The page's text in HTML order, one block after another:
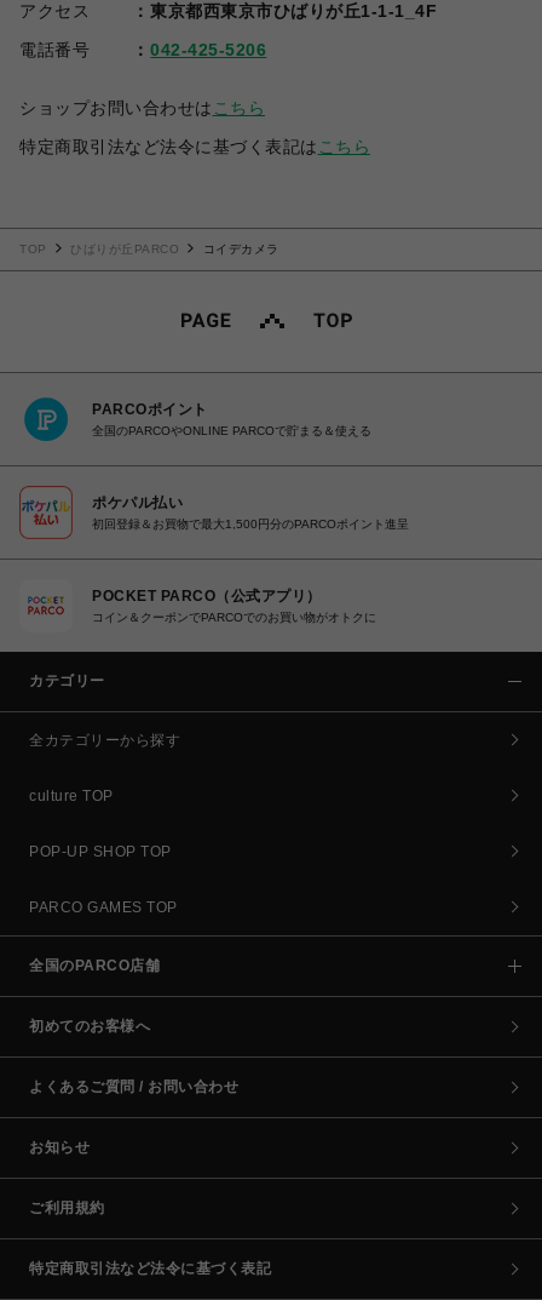
アクセス
東京都西東京市ひばりが丘1-1-1_4F
電話番号
042-425-5206
ショップお問い合わせは こちら
特定商取引法など法令に基づく表記は こちら
TOP ひばりが丘PARCO コイデカメラ
PARCOポイント
全国のPARCOやONLINE PARCOで貯まる＆使える
ポケパル払い
初回登録＆お買物で最大1,500円分のPARCOポイント進呈
POCKET PARCO（公式アプリ）
コイン＆クーポンでPARCOでのお買い物がオトクに
カテゴリー
全カテゴリーから探す
culture TOP
POP-UP SHOP TOP
PARCO GAMES TOP
全国のPARCO店舗
初めてのお客様へ
よくあるご質問 / お問い合わせ
お知らせ
ご利用規約
特定商取引法など法令に基づく表記